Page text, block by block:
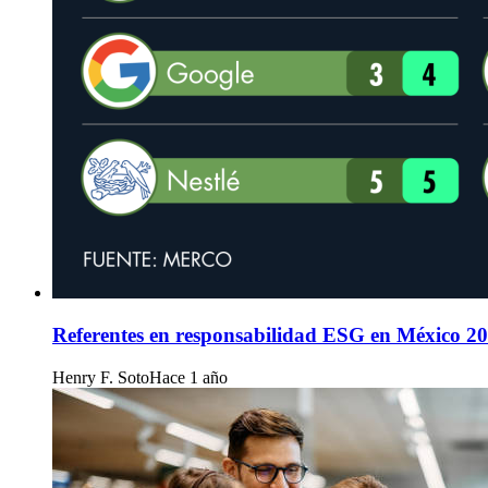
Referentes en responsabilidad ESG en México
Henry F. SotoHace 1 año